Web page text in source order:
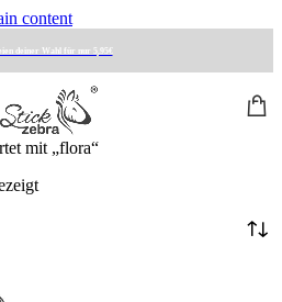
content
deiner Wahl für nur 5,95€
mit „flora“